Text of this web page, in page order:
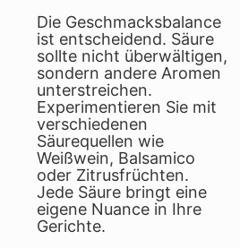
Die Geschmacksbalance
ist entscheidend. Säure
sollte nicht überwältigen,
sondern andere Aromen
unterstreichen.
Experimentieren Sie mit
verschiedenen
Säurequellen wie
Weißwein, Balsamico
oder Zitrusfrüchten.
Jede Säure bringt eine
eigene Nuance in Ihre
Gerichte.